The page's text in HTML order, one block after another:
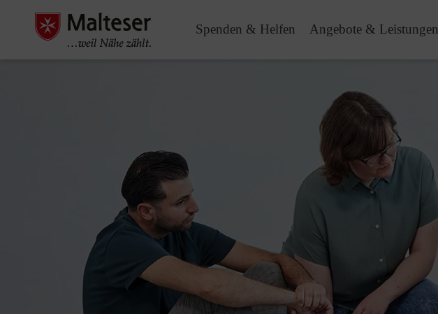
Spenden & Helfen Angebote & Leistungen